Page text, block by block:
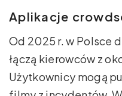
Aplikacje
Od 2025 r. w Polsce
łączą kierowców z
Użytkownicy mogą